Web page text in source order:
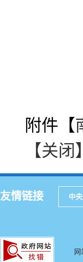
附件【
【关闭】
友情链接 中
网